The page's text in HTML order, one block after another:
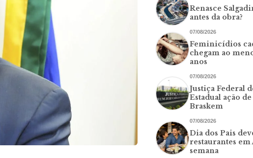
Renasce
antes da obra?
07/08/2026
Feminicídios
chegam ao
anos
07/08/2026
Justiça Federal
Estadual ação
Braskem
07/08/2026
Dia dos Pais
restaurantes em
semana